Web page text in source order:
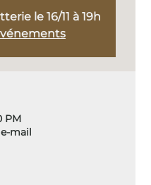
le 16/11 à 19h
PM
mail